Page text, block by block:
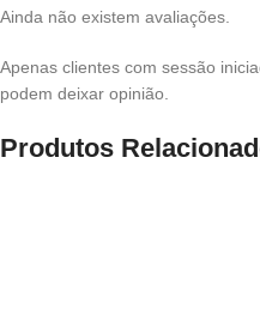
Ainda não existem avaliações.
Apenas clientes com sessão
podem deixar opinião.
Produtos